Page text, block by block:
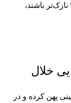
باشند،
خلال‌
پهن کرده و در